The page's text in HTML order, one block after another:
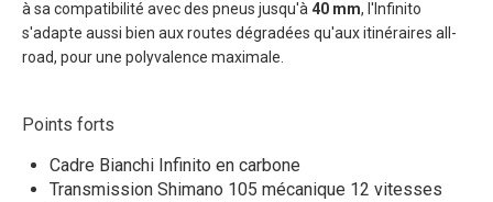
à sa compatibilité avec des pneus jusqu'à 40 mm, l'Infinito
s'adapte aussi bien aux routes dégradées qu'aux itinéraires all-
road, pour une polyvalence maximale.
Points forts
Cadre Bianchi Infinito en carbone
Transmission Shimano 105 mécanique 12 vitesses